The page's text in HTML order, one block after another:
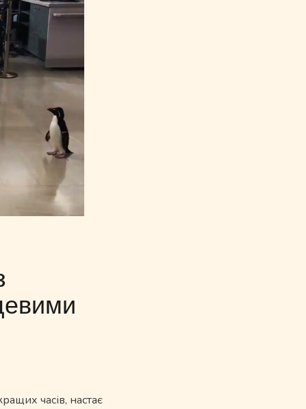
часів, настає